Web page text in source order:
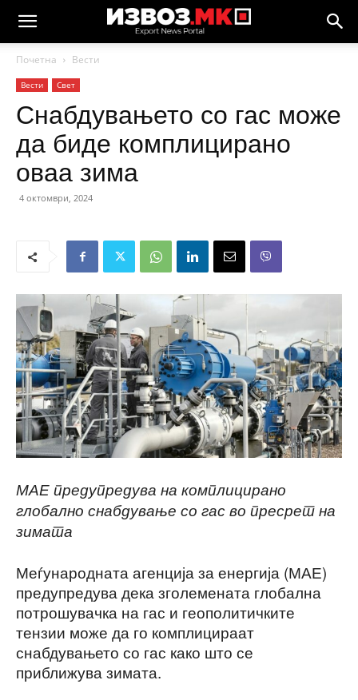
Почетна Вести
Вести Свет
Снабдувањето со гас може
да биде комплицирано
оваа зима
4 октомври, 2024
МАЕ предупредува на комплицирано
глобално снабдување со гас во пресрет на
зимата
Меѓународната агенција за енергија (МАЕ)
предупредува дека зголемената глобална
потрошувачка на гас и геополитичките
тензии може да го комплицираат
снабдувањето со гас како што се
приближува зимата.